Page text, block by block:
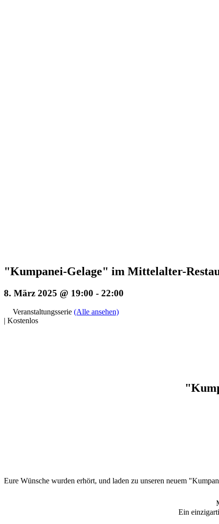
"Kumpanei-Gelage" im Mittelalter-
8. März 2025 @ 19:00 - 22:00
Veranstaltungsserie (Alle ansehen)
| Kostenlos
Eure Wünsche wurden erhört, und laden zu unseren neuem
Ein